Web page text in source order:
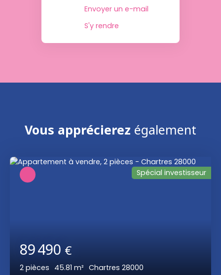
Envoyer un e-mail
S'y rendre
Vous apprécierez également
89 490 €
2 pièces 45.81 m² Chartres 28000
Spécial investisseur